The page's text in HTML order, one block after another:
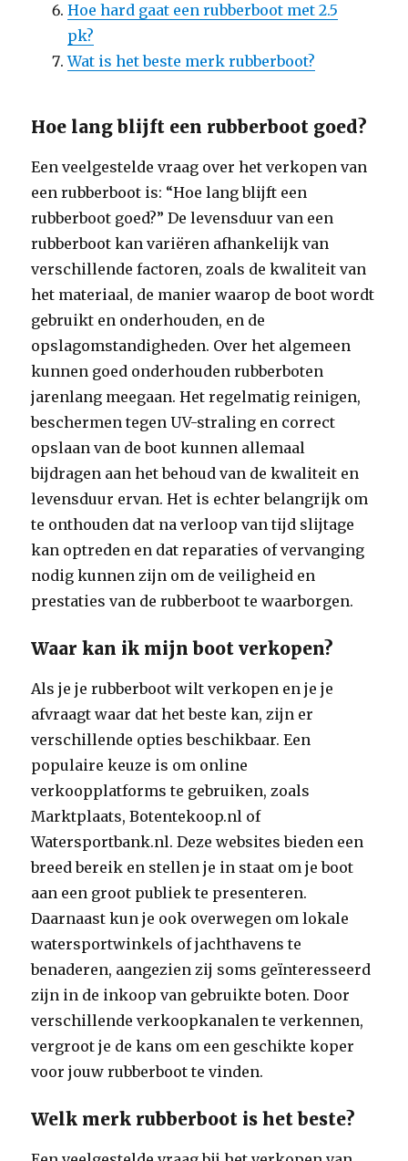
Hoe hard gaat een rubberboot met 2.5
pk?
Wat is het beste merk rubberboot?
Hoe lang blijft een rubberboot goed?
Een veelgestelde vraag over het verkopen van
een rubberboot is: “Hoe lang blijft een
rubberboot goed?” De levensduur van een
rubberboot kan variëren afhankelijk van
verschillende factoren, zoals de kwaliteit van
het materiaal, de manier waarop de boot wordt
gebruikt en onderhouden, en de
opslagomstandigheden. Over het algemeen
kunnen goed onderhouden rubberboten
jarenlang meegaan. Het regelmatig reinigen,
beschermen tegen UV-straling en correct
opslaan van de boot kunnen allemaal
bijdragen aan het behoud van de kwaliteit en
levensduur ervan. Het is echter belangrijk om
te onthouden dat na verloop van tijd slijtage
kan optreden en dat reparaties of vervanging
nodig kunnen zijn om de veiligheid en
prestaties van de rubberboot te waarborgen.
Waar kan ik mijn boot verkopen?
Als je je rubberboot wilt verkopen en je je
afvraagt waar dat het beste kan, zijn er
verschillende opties beschikbaar. Een
populaire keuze is om online
verkoopplatforms te gebruiken, zoals
Marktplaats, Botentekoop.nl of
Watersportbank.nl. Deze websites bieden een
breed bereik en stellen je in staat om je boot
aan een groot publiek te presenteren.
Daarnaast kun je ook overwegen om lokale
watersportwinkels of jachthavens te
benaderen, aangezien zij soms geïnteresseerd
zijn in de inkoop van gebruikte boten. Door
verschillende verkoopkanalen te verkennen,
vergroot je de kans om een geschikte koper
voor jouw rubberboot te vinden.
Welk merk rubberboot is het beste?